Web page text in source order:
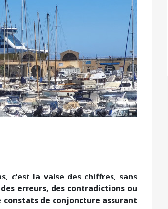
c’est la valse des chiffres, sans
erreurs, des contradictions ou
de conjoncture assurant